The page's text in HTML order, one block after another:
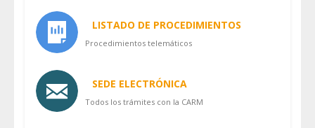
LISTADO DE PROCEDIMIENTOS
Procedimientos telemáticos
SEDE ELECTRÓNICA
Todos los trámites con la CARM